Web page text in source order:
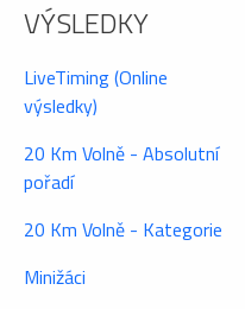
VÝSLEDKY
LiveTiming (Online
výsledky)
20 Km Volně - Absolutní
pořadí
20 Km Volně - Kategorie
Minižáci